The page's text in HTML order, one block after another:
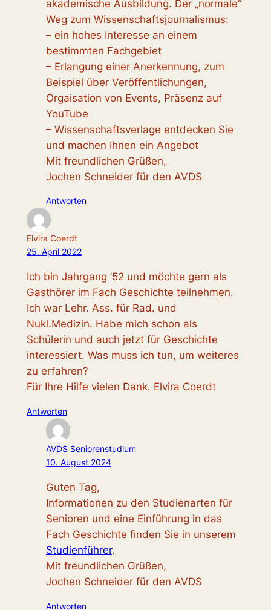
akademische Ausbildung. Der „normale“
Weg zum Wissenschaftsjournalismus:
– ein hohes Interesse an einem
bestimmten Fachgebiet
– Erlangung einer Anerkennung, zum
Beispiel über Veröffentlichungen,
Orgaisation von Events, Präsenz auf
YouTube
– Wissenschaftsverlage entdecken Sie
und machen Ihnen ein Angebot
Mit freundlichen Grüßen,
Jochen Schneider für den AVDS
Antworten
Elvira Coerdt
25. April 2022
Ich bin Jahrgang ’52 und möchte gern als
Gasthörer im Fach Geschichte teilnehmen.
Ich war Lehr. Ass. für Rad. und
Nukl.Medizin. Habe mich schon als
Schülerin und auch jetzt für Geschichte
interessiert. Was muss ich tun, um weiteres
zu erfahren?
Für Ihre Hilfe vielen Dank. Elvira Coerdt
Antworten
AVDS Seniorenstudium
10. August 2024
Guten Tag,
Informationen zu den Studienarten für
Senioren und eine Einführung in das
Fach Geschichte finden Sie in unserem
Studienführer.
Mit freundlichen Grüßen,
Jochen Schneider für den AVDS
Antworten